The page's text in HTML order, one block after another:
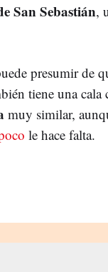
San Sebastián,
presumir de
tiene una cala
muy similar,
le hace falta.